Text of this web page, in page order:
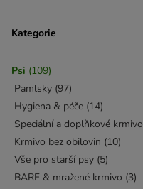
Kategorie
Psi (109)
Pamlsky (97)
Hygiena & péče (14)
Speciální a doplňkové krmivo
Krmivo bez obilovin (10)
Vše pro starší psy (5)
BARF & mražené krmivo (3)